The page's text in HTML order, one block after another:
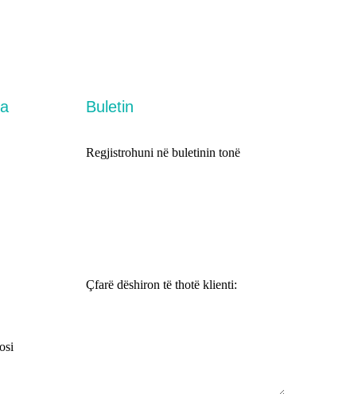
Buletin
Regjistrohuni në buletinin tonë
Çfarë dëshiron të thotë klienti: